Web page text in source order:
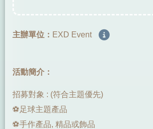
主辦單位： EXD Event
活動簡介：
招募對象 : (符合主題優先)
⚽足球主題產品
⚽手作產品, 精品或飾品